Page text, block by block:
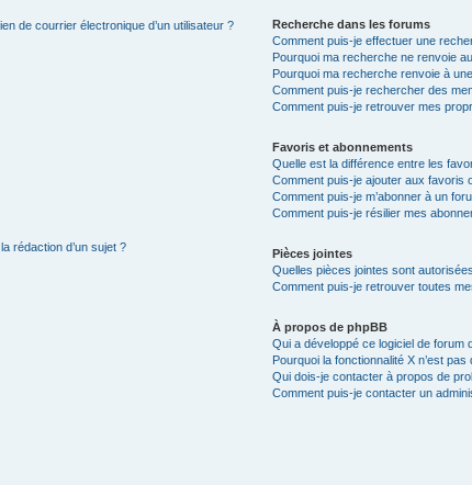
de courrier électronique d’un utilisateur ?
rédaction d’un sujet ?
Recherche dans les forums
Comment puis-je effectuer une
Pourquoi ma recherche ne renvoie
Pourquoi ma recherche renvoie à
Comment puis-je rechercher des
Comment puis-je retrouver mes
Favoris et abonnements
Quelle est la différence entre les
Comment puis-je ajouter aux favoris
Comment puis-je m’abonner à un
Comment puis-je résilier mes
Pièces jointes
Quelles pièces jointes sont
Comment puis-je retrouver toutes
À propos de phpBB
Qui a développé ce logiciel de forum
Pourquoi la fonctionnalité X n’est pas
Qui dois-je contacter à propos de
Comment puis-je contacter un